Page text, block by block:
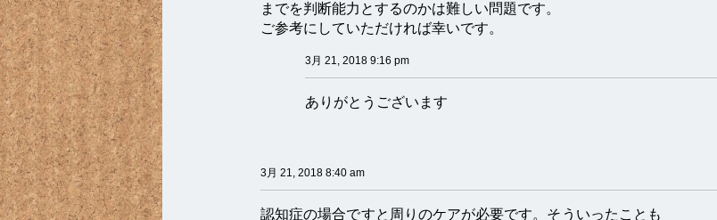
までを判断能力とするのかは難しい問題です。
ご参考にしていただければ幸いです。
3月 21, 2018 9:16 pm
ありがとうございます
3月 21, 2018 8:40 am
認知症の場合ですと周りのケアが必要です。そういったことも